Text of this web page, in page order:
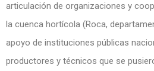
articulación de organizaciones y
la cuenca hortícola (Roca,
apoyo de instituciones públicas
productores y técnicos que se